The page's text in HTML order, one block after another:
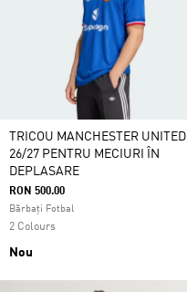
TRICOU MANCHESTER UNITED
26/27 PENTRU MECIURI ÎN
DEPLASARE
RON 500.00
Bărbați Fotbal
2 Colours
Nou